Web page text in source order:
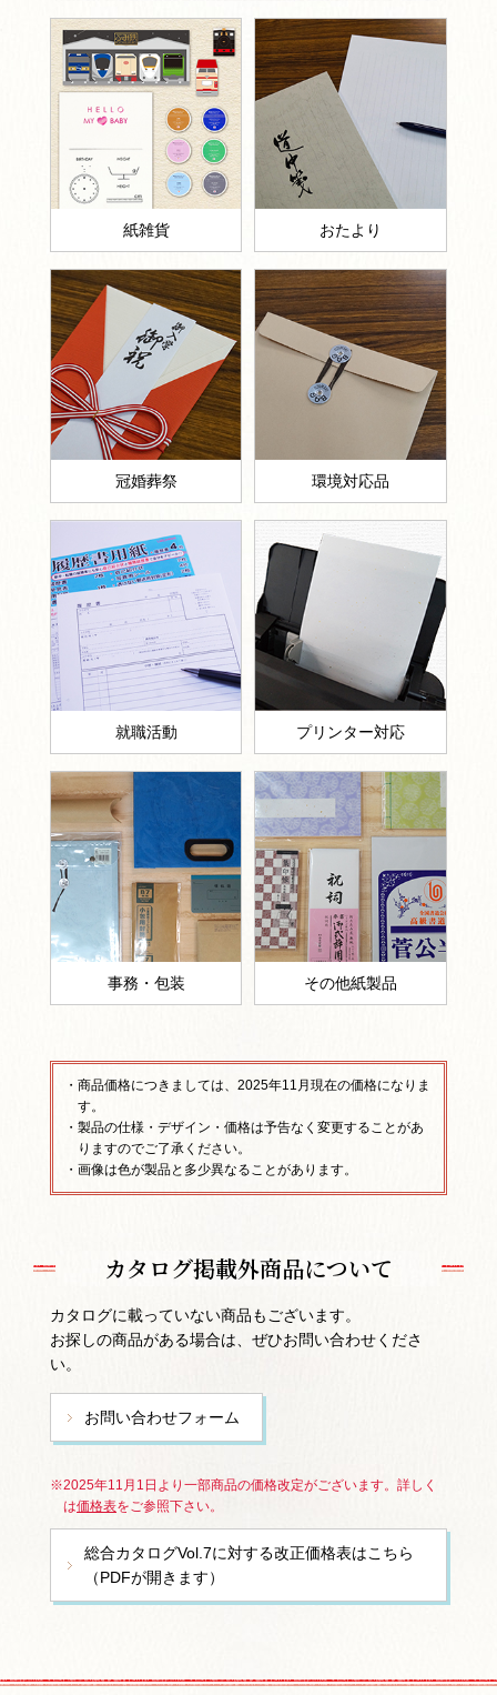
紙雑貨 おたより
冠婚葬祭 環境対応品
就職活動 プリンター対応
事務・包装 その他紙製品
・商品価格につきましては、2025年11月現在の価格になりま
す。
・製品の仕様・デザイン・価格は予告なく変更することがあ
りますのでご了承ください。
・画像は色が製品と多少異なることがあります。
カタログ掲載外商品について
カタログに載っていない商品もございます。
お探しの商品がある場合は、ぜひお問い合わせくださ
い。
お問い合わせフォーム
※2025年11月1日より一部商品の価格改定がございます。詳しく
は価格表をご参照下さい。
総合カタログVol.7に対する改正価格表はこちら
（PDFが開きます）